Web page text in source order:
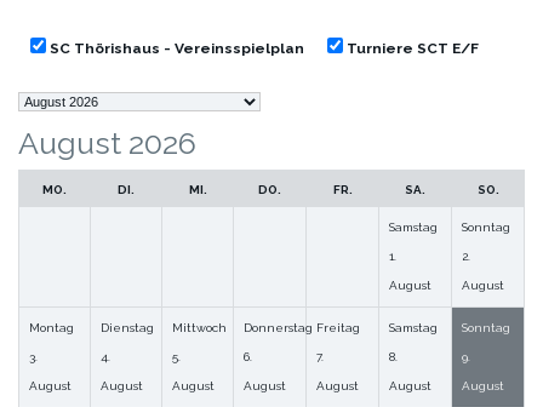
SC Thörishaus - Vereinsspielplan Turniere SCT E/F
Auswahl
des
Monats
August 2026
MO. DI. MI. DO. FR. SA. SO.
Samstag
1.
August
Sonntag
2.
August
Montag
3.
August
Dienstag
4.
August
Mittwoch
5.
August
Donnerstag
6.
August
Freitag
7.
August
Samstag
8.
August
Sonntag
9.
August